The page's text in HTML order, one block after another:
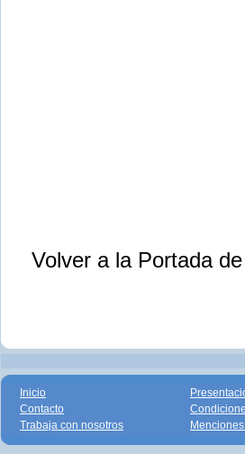
Volver a la Portada
Inicio
Contacto
Trabaja con nosotros